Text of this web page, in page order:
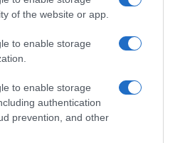
of the website or app.
to enable storage
to enable storage
authentication
prevention, and other